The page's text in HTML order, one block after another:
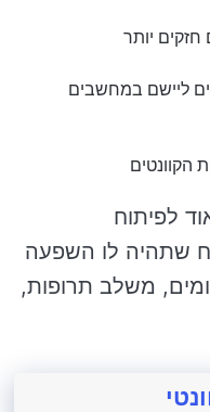
חזקים יותר
ליישם במחשבים
הקוונטים
לפיתוח
שתהיה לו השפעה
משלב תרופות,